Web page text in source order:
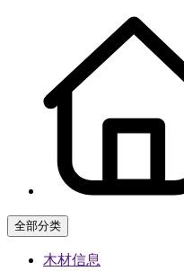
全部分类
木材信息